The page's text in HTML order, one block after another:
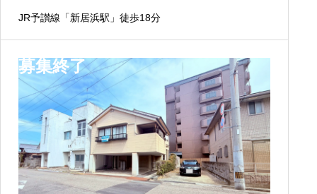
JR予讃線「新居浜駅」徒歩18分
募集終了